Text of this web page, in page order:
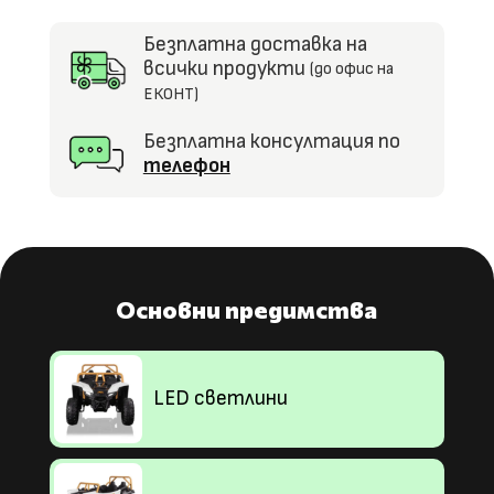
гуми
Безплатна доставка на
всички продукти (до офис на
ЕКОНТ)
Безплатна консултация по
телефон
Основни предимства
LED светлини